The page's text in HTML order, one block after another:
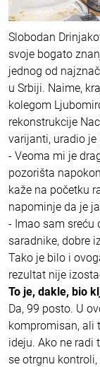
Slobodan
svoje bogato
jednog od
u Srbiji. Naime,
kolegom
rekonstrukcije
varijanti, uradio je
- Veoma mi je
pozorišta
kaže na početku
napominje da je
- Imao sam sreću
saradnike, dobre
Tako je bilo i
rezultat nije
To je, dakle, bio
Da, 99 posto. U
kompromisan, ali
ideju. Ako ne radi
se otrgnu